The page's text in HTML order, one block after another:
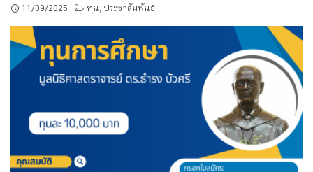
11/09/2025 ทุน, ประชาสัมพันธ์